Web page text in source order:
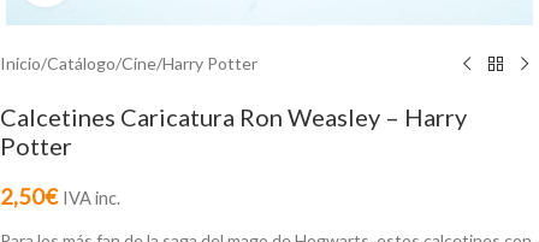
Inicio/Catálogo/Cine/Harry Potter
Calcetines Caricatura Ron Weasley – Harry
Potter
2,50€ IVA inc.